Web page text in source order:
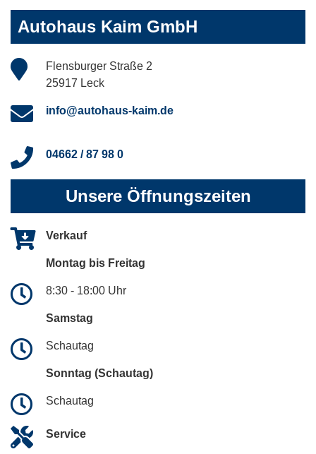
Autohaus Kaim GmbH
Flensburger Straße 2
25917 Leck
info@autohaus-kaim.de
04662 / 87 98 0
Unsere Öffnungszeiten
Verkauf
Montag bis Freitag
8:30 - 18:00 Uhr
Samstag
Schautag
Sonntag (Schautag)
Schautag
Service